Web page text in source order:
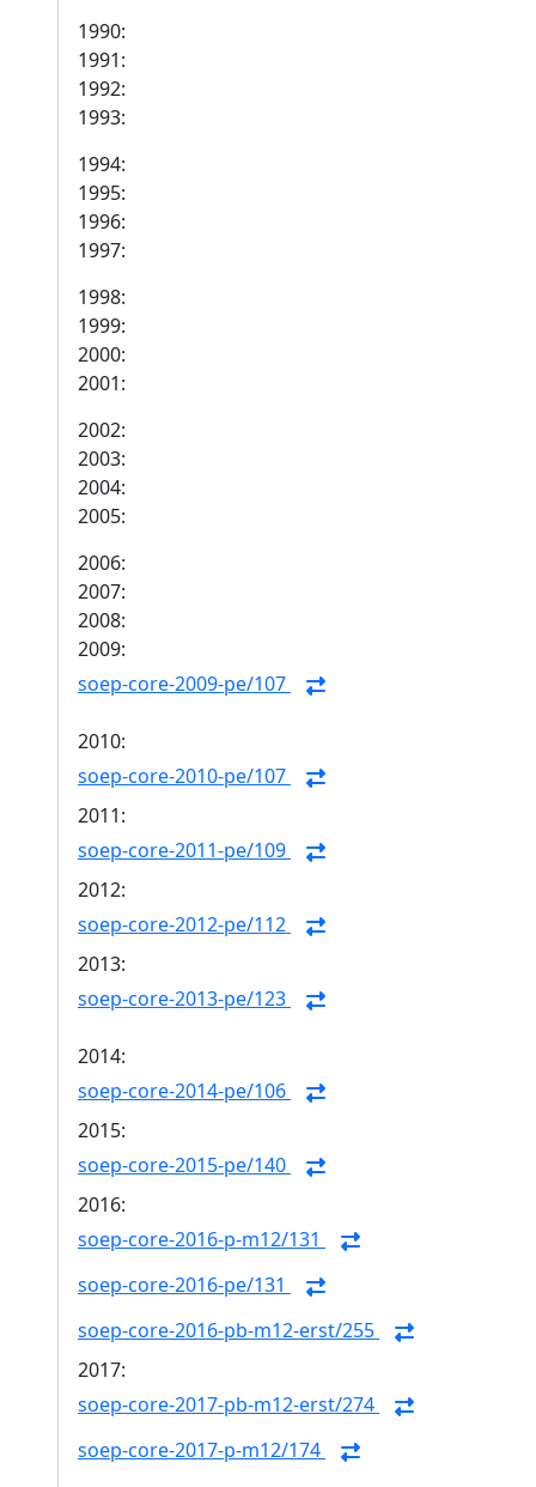
1990:
1991:
1992:
1993:
1994:
1995:
1996:
1997:
1998:
1999:
2000:
2001:
2002:
2003:
2004:
2005:
2006:
2007:
2008:
2009:
soep-core-2009-pe/107
2010:
soep-core-2010-pe/107
2011:
soep-core-2011-pe/109
2012:
soep-core-2012-pe/112
2013:
soep-core-2013-pe/123
2014:
soep-core-2014-pe/106
2015:
soep-core-2015-pe/140
2016:
soep-core-2016-p-m12/131
soep-core-2016-pe/131
soep-core-2016-pb-m12-erst/255
2017:
soep-core-2017-pb-m12-erst/274
soep-core-2017-p-m12/174